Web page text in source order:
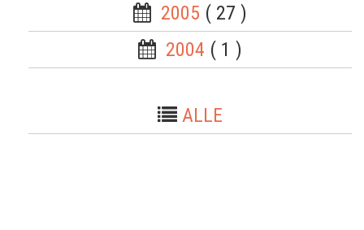
2005 ( 27 )
2004 ( 1 )
ALLE